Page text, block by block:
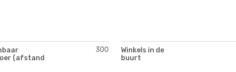
(afstand
300
Winkels in de
buurt